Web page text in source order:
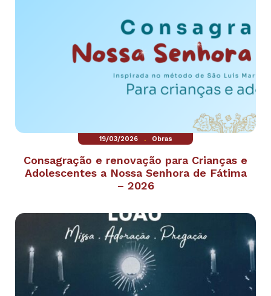
19/03/2026 . Obras
Consagração e renovação para Crianças e
Adolescentes a Nossa Senhora de Fátima
– 2026